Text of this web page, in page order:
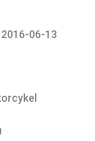
2016-06-13